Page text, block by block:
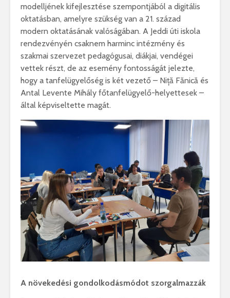
modelljének kifejlesztése szempontjából a digitális
oktatásban, amelyre szükség van a 21. század
modern oktatásának valóságában. A Jeddi úti iskola
rendezvényén csaknem harminc intézmény és
szakmai szervezet pedagógusai, diákjai, vendégei
vettek részt, de az esemény fontosságát jelezte,
hogy a tanfelügyelőség is két vezető – Niță Fănică és
Antal Levente Mihály főtanfelügyelő-helyettesek –
által képviseltette magát.
A növekedési gondolkodásmódot szorgalmazzák